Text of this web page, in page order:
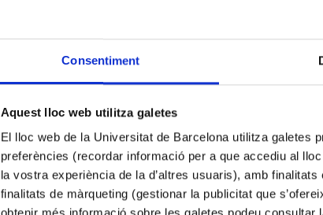
Consentiment
Aquest lloc web utilitza galetes
El lloc web de la Universitat de Barcelona utilitza galetes
preferències (recordar informació per a que accediu al
la vostra experiència de la d’altres usuaris), amb
finalitats de màrqueting (gestionar la publicitat que
XXIII,